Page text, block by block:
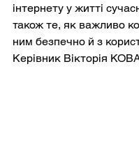
інтернету у житті
також те, як важливо
ним безпечно й з
Керівник Вікторія